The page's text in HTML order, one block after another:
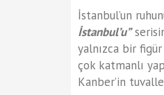
İstanbul’un
İstanbul’u”
yalnızca bir
çok katmanlı
Kanber’in